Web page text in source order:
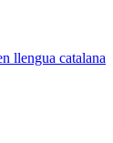
llengua catalana